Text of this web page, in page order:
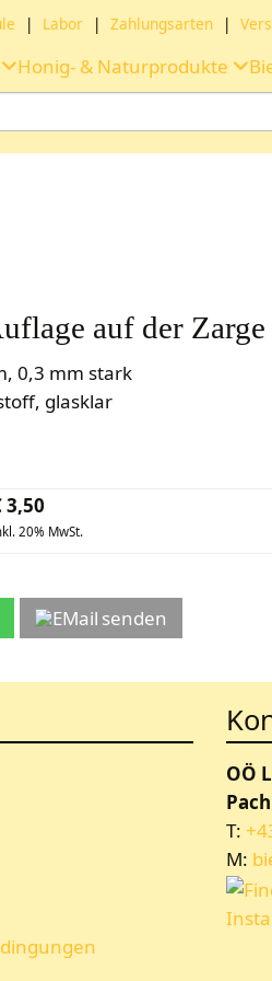
| Labor | Zahlungsarten |
Honig- & Naturprodukte
auf der Zarge
0,3 mm stark
glasklar
3,50
20% MwSt.
senden
OÖ
T:
M: